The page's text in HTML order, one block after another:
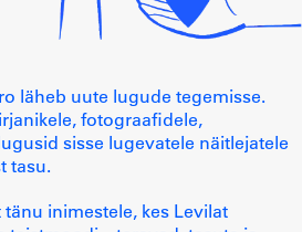
läheb uute lugude tegemisse.
fotograafidele,
sisse lugevatele näitlejatele
tasu.
inimestele, kes Levilat